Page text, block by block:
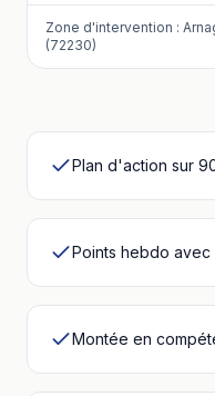
Zone d'intervention :
(72230)
Plan d'action sur
Points hebdo
Montée en